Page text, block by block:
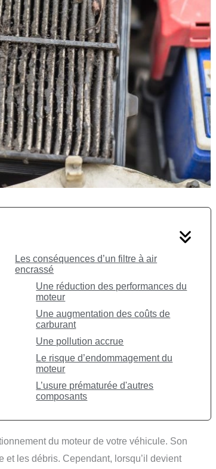
Les conséquences d’un filtre à air
encrassé
Une réduction des performances du
moteur
Une augmentation des coûts de
carburant
Une pollution accrue
Le risque d’endommagement du
moteur
L’usure prématurée d'autres
composants
du moteur de votre véhicule. Son
les débris. Cependant, lorsqu’il devient